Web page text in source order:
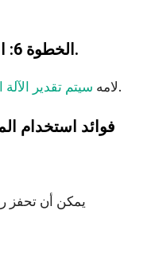
الخطوة 6: انقر فوق توقع العمر البيولوجي.
لامه سيتم تقدير عمرك البيولوجي.
فوائد استخدام
يمكن أن تحفز